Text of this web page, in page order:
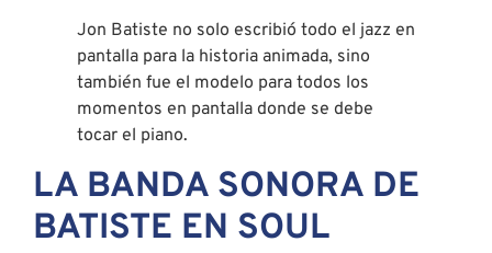
Jon Batiste no solo escribió todo el jazz en
pantalla para la historia animada, sino
también fue el modelo para todos los
momentos en pantalla donde se debe
tocar el piano.
LA BANDA SONORA DE
BATISTE EN SOUL